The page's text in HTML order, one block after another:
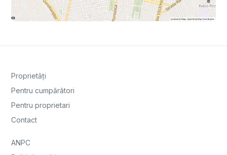
Proprietăți
Pentru cumpărători
Pentru proprietari
Contact
ANPC